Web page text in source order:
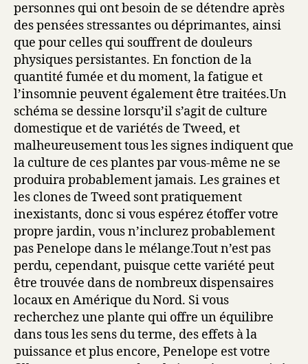
personnes qui ont besoin de se détendre après
des pensées stressantes ou déprimantes, ainsi
que pour celles qui souffrent de douleurs
physiques persistantes. En fonction de la
quantité fumée et du moment, la fatigue et
l’insomnie peuvent également être traitées.Un
schéma se dessine lorsqu’il s’agit de culture
domestique et de variétés de Tweed, et
malheureusement tous les signes indiquent que
la culture de ces plantes par vous-même ne se
produira probablement jamais. Les graines et
les clones de Tweed sont pratiquement
inexistants, donc si vous espérez étoffer votre
propre jardin, vous n’inclurez probablement
pas Penelope dans le mélange.Tout n’est pas
perdu, cependant, puisque cette variété peut
être trouvée dans de nombreux dispensaires
locaux en Amérique du Nord. Si vous
recherchez une plante qui offre un équilibre
dans tous les sens du terme, des effets à la
puissance et plus encore, Penelope est votre